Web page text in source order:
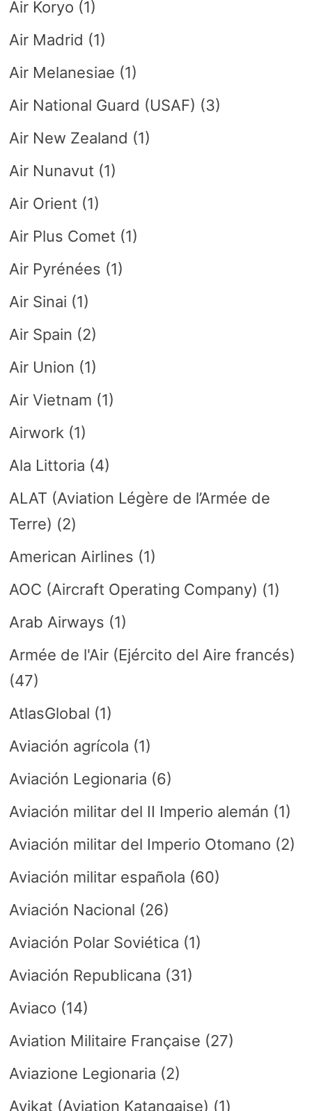
Air Koryo (1)
Air Madrid (1)
Air Melanesiae (1)
Air National Guard (USAF) (3)
Air New Zealand (1)
Air Nunavut (1)
Air Orient (1)
Air Plus Comet (1)
Air Pyrénées (1)
Air Sinai (1)
Air Spain (2)
Air Union (1)
Air Vietnam (1)
Airwork (1)
Ala Littoria (4)
ALAT (Aviation Légère de l’Armée de
Terre) (2)
American Airlines (1)
AOC (Aircraft Operating Company) (1)
Arab Airways (1)
Armée de l'Air (Ejército del Aire francés)
(47)
AtlasGlobal (1)
Aviación agrícola (1)
Aviación Legionaria (6)
Aviación militar del II Imperio alemán (1)
Aviación militar del Imperio Otomano (2)
Aviación militar española (60)
Aviación Nacional (26)
Aviación Polar Soviética (1)
Aviación Republicana (31)
Aviaco (14)
Aviation Militaire Française (27)
Aviazione Legionaria (2)
Avikat (Aviation Katangaise) (1)